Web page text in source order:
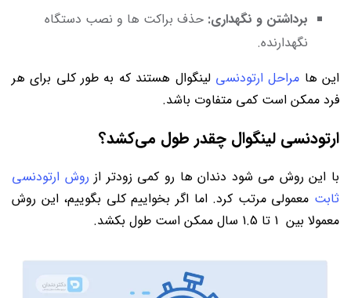
برداشتن و نگهداری: حذف براکت ها و نصب دستگاه
نگهدارنده.
این ها مراحل ارتودنسی لینگوال هستند که به طور کلی برای هر
فرد ممکن است کمی متفاوت باشد.
ارتودنسی لینگوال چقدر طول می‌کشد؟
با این روش می شود دندان ها رو کمی زودتر از روش ارتودنسی
ثابت معمولی مرتب کرد. اما اگر بخواییم کلی بگوییم، این روش
معمولا بین 1 تا 1.5 سال ممکن است طول بکشد.